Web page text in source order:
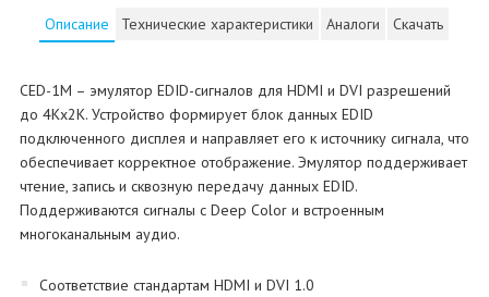
Описание Технические характеристики Аналоги Скачать
CED-1M – эмулятор EDID-сигналов для HDMI и DVI разрешений
до 4Kх2K. Устройство формирует блок данных EDID
подключенного дисплея и направляет его к источнику сигнала, что
обеспечивает корректное отображение. Эмулятор поддерживает
чтение, запись и сквозную передачу данных EDID.
Поддерживаются сигналы с Deep Color и встроенным
многоканальным аудио.
Соответствие стандартам HDMI и DVI 1.0